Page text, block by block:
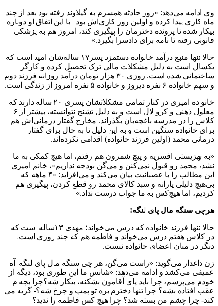
وی ادامه می‌دهد: «روز حادثه همسرم به گیلاوند رفته بود بعد از چند
ماه کاری پیدا کرده و اولین روز کاری‌اش بود . با این اتفاق او دوباره
بیکار شده تا پرونده دخترمان را پیگیری کند، امروز هم به پزشکی
قانونی رفته تا نامه برای دادسرا بگیرد.»
حالا تنها منبع درآمد خانواده دستمزد پسر۱۷ ساله‌شان امید است که
یکسال است به دلیل مشکلات مالی ترک تحصیل کرده و کارگر
ساختمانی شده است. روزی ۳۰ هزار تومان درآمد روزانه فرزند دوم
و سهم خانواده ۶ نفره دیروز و خانواده ۵ نفره امروز از زندگی است.
خانواده امیری در کنار تمامی مشکلاتشان پسری ۲۰ ساله دارند که
معلول ذهنی و کرو لال است و به دلیل تشنج نتوانسته، بیشتر از ۶
کلاس را در مدرسه باغچه‌بان بگذراند. مخارج گفتار درمانی‌اش هم
برای خانواده سنگین است و به این دلیل تا به حال برای گفتار
درمانی محمد (اولین فرزند خانواده) اقدامی نکرده‌اند.
«به بهزیستی افسریه و پیچ شمرون هم رفتم، اما هیچ کمکی به ما
نشد، محمد رو قبول نمی‌کنن و می‌گن بودجه نداریم»، خانم امیری
این مطالب را با عصبانیت بیان می‌کند و می‌افزاید: «۴ ماهه که
بی‌هیچ دلیلی یارانه و سبد کالای محمد رو قطع کردن، پیگیری هم
کردیم، اما هیچ‌کس به ما جواب درست نداد.»
هرچی سنگه مال پای لنگه!
حالا تنها فرزند خانواده که درس می‌خواند؛ مهدی ۱۳ساله است که
در کلاس هفتم درس می‌خواند و فاطمه هم که چند روزی است،
دیگر در میان اعضای خانواده نیست.
زن داغدار می‌گوید: «راست می‌گن، هر چی سنگه مال پای لنگه. آه
عمیقی می‌کشد و ادامه می‌دهد: «شانس ما این طوری بود، دیگه از
خودم می‌پرسم، چرا باید پای آقامون بشکنه، بیکار شه؟چرا بچه‌ام
عقب افتاده بشه؟ چرا تنها دخترم بره تو پمپ و چرخ شه؟- گریه می
کند- چرا چشم من بسته شد؟ چرا هیچ کس فاطمه را ندید؟